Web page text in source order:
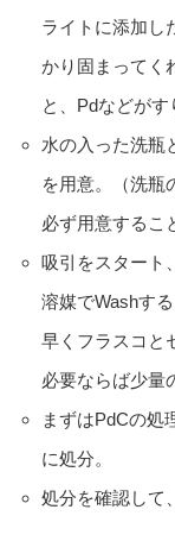
ライトに添加し
かり固まってく
と、Pdなどがす
水の入った洗瓶
を用意。（洗瓶
必ず用意するこ
吸引をスタート
溶媒でWashす
早くフラスコと
必要ならば少量
まずはPdCの処
に処分。
処分を確認して